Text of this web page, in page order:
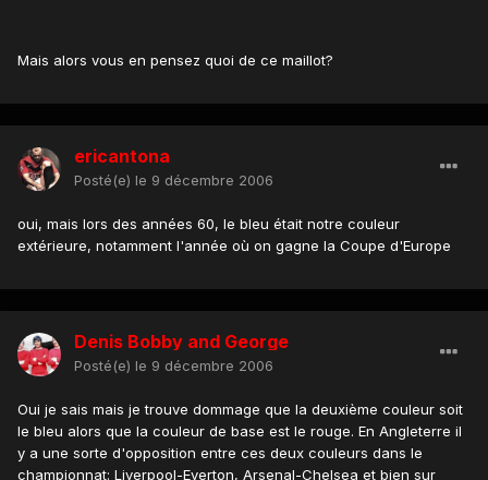
Mais alors vous en pensez quoi de ce maillot?
ericantona
Posté(e) le 9 décembre 2006
oui, mais lors des années 60, le bleu était notre couleur
extérieure, notamment l'année où on gagne la Coupe d'Europe
Denis Bobby and George
Posté(e) le 9 décembre 2006
Oui je sais mais je trouve dommage que la deuxième couleur soit
le bleu alors que la couleur de base est le rouge. En Angleterre il
y a une sorte d'opposition entre ces deux couleurs dans le
championnat: Liverpool-Everton, Arsenal-Chelsea et bien sur